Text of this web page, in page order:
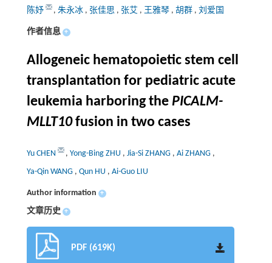
陈妤 , 朱永冰 , 张佳思 , 张艾 , 王雅琴 , 胡群 , 刘爱国
作者信息 +
Allogeneic hematopoietic stem cell
transplantation for pediatric acute
leukemia harboring the PICALM-
MLLT10fusion in two cases
Yu CHEN , Yong-Bing ZHU , Jia-Si ZHANG , Ai ZHANG ,
Ya-Qin WANG , Qun HU , Ai-Guo LIU
Author information +
文章历史 +
PDF (619K)